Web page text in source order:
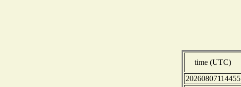
time (UTC)
20260807114455